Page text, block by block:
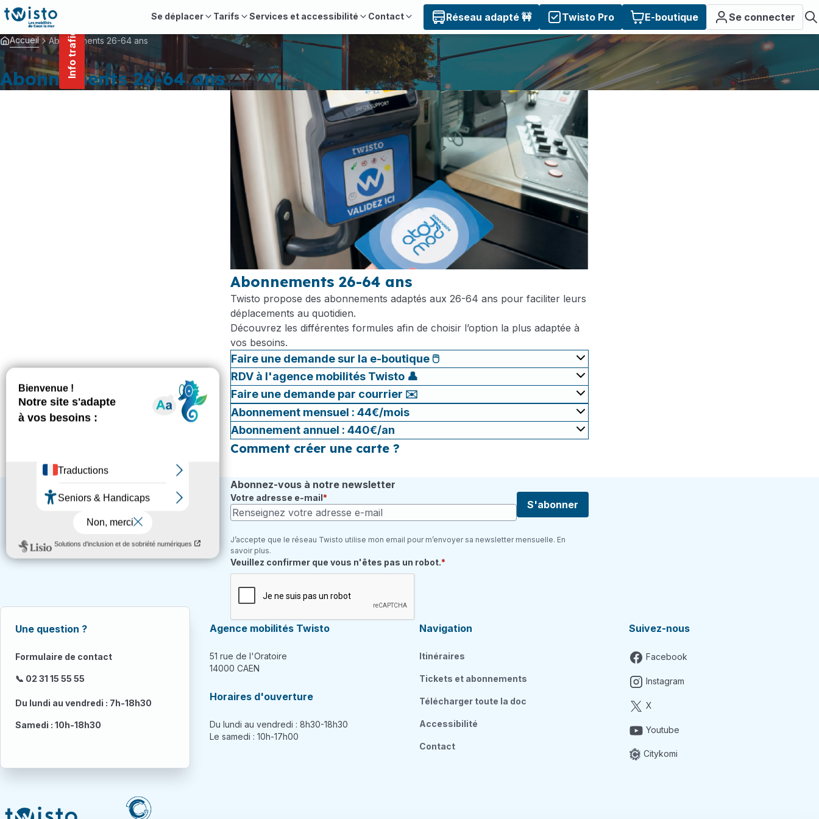
principal
Se déplacer Tarifs Services et accessibilité Contact Réseau adapté 🚧 Twisto Pro E-boutique Se connecter
Info trafic
Accueil Abonnements 26-64 ans
Abonnements 26-64 ans
Abonnements 26-64 ans
Twisto propose des abonnements adaptés aux 26-64 ans pour faciliter leurs
déplacements au quotidien.
Découvrez les différentes formules afin de choisir l’option la plus adaptée à
vos besoins.
Faire une demande sur la e-boutique 🖱️
RDV à l'agence mobilités Twisto 👤
Faire une demande par courrier ✉️
Abonnement mensuel : 44€/mois
Abonnement annuel : 440€/an
Comment créer une carte ?
Abonnez-vous à notre newsletter
Votre adresse e-mail
S'abonner
J’accepte que le réseau Twisto utilise mon email pour m’envoyer sa newsletter mensuelle. En
savoir plus.
Champ requis
Veuillez confirmer que vous n'êtes pas un robot.
Une question ?
Formulaire de contact
📞 02 31 15 55 55
Du lundi au vendredi : 7h-18h30
Samedi : 10h-18h30
Agence mobilités Twisto
51 rue de l'Oratoire
14000 CAEN
Horaires d'ouverture
Du lundi au vendredi : 8h30-18h30
Le samedi : 10h-17h00
Navigation
Itinéraires
Tickets et abonnements
Télécharger toute la doc
Accessibilité
Contact
Suivez-nous
Facebook
Instagram
X
Youtube
Citykomi
Panneau de gestion des cookies